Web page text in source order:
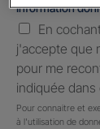
Information
En
j'accepte que
pour me
indiquée dans
Pour connaitre et
à l'utilisation de